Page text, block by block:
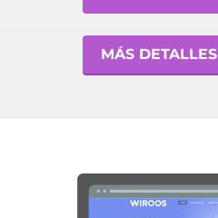
MÁS DETALLES